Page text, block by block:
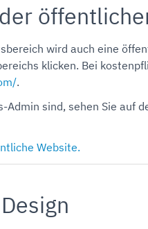
wird auch eine
klicken. Bei
.
Admin sind, sehen Sie auf
Website.